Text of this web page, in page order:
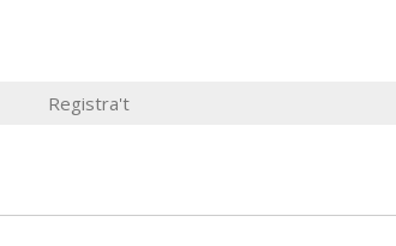
Registra't